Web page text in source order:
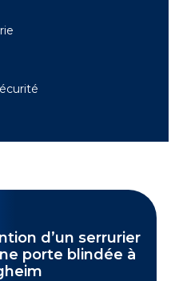
d’un serrurier
porte blindée à